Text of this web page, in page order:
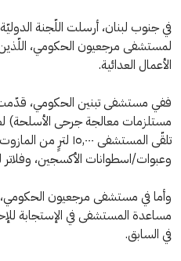
في جنوب لبنان، أرسلت اللّجنة
لمستشفى مرجعيون الحكومي،
الأعمال العدائية.
ففي مستشفى تبنين الحكومي، قدّمت
مستلزمات معالجة جرحى الأسلحة)
تلقّى المستشفى
وعبوات/اسطوانات الأكسجين، وفلاتر
وأما في مستشفى مرجعيون الحكومي،
مساعدة المستشفى في الإستجابة
في السابق.